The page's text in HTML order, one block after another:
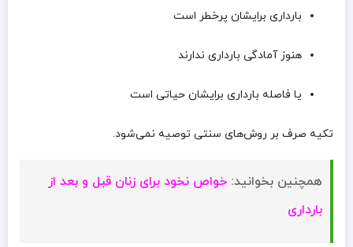
بارداری برایشان پرخطر است
هنوز آمادگی بارداری ندارند
یا فاصله بارداری برایشان حیاتی است
تکیه صرف بر روش‌های سنتی توصیه نمی‌شود.
همچنین بخوانید: خواص نخود برای زنان قبل و بعد از
بارداری